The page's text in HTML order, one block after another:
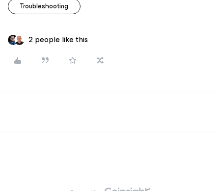
Troubleshooting
2 people like this